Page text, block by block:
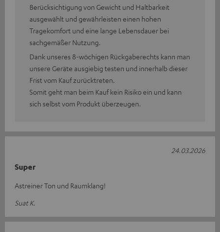
Berücksichtigung von Gewicht und Haltbarkeit
ausgewählt und gewährleisten einen hohen
Tragekomfort und eine lange Lebensdauer bei
sachgemäßer Nutzung.
Dank unseres 8-wöchigen Rückgaberechts kann man
unsere Geräte ausgiebig testen und innerhalb dieser
Frist vom Kauf zurücktreten.
Somit geht man beim Kauf kein Risiko ein und kann
sich selbst vom Produkt überzeugen.
Super
Astreiner Ton und Raumklang!
Suat K.
24.03.2026